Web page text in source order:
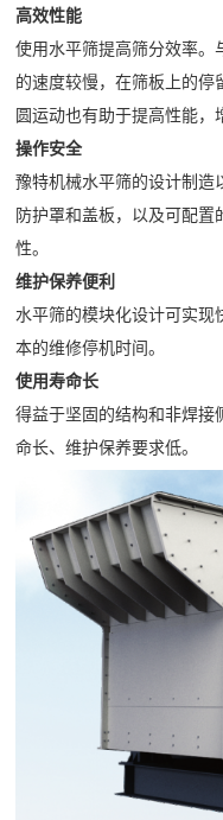
题
程
公
公
誉
系
我
们
高效性能
使用水平筛提高筛分效率。
的速度较慢，在筛板上的停
圆运动也有助于提高性能，
操作安全
豫特机械水平筛的设计制造
防护罩和盖板，以及可配
性。
维护保养便利
水平筛的模块化设计可实现
本的维修停机时间。
使用寿命长
得益于坚固的结构和非焊接
命长、维护保养要求低。